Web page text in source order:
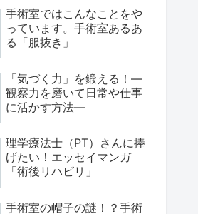
手術室ではこんなことをや
っています。手術室あるあ
る「服抜き」
「気づく力」を鍛える！—
観察力を磨いて日常や仕事
に活かす方法—
理学療法士（PT）さんに捧
げたい！エッセイマンガ
「術後リハビリ」
手術室の帽子の謎！？手術